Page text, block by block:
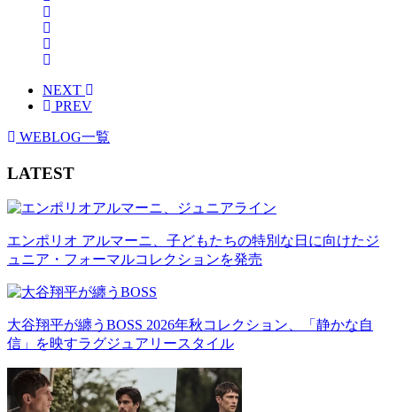
NEXT
PREV
WEBLOG一覧
LATEST
エンポリオ アルマーニ、子どもたちの特別な日に向けたジ
ュニア・フォーマルコレクションを発売
大谷翔平が纏うBOSS 2026年秋コレクション、「静かな自
信」を映すラグジュアリースタイル